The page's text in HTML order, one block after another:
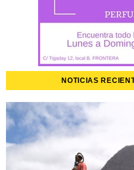
NOTICIAS